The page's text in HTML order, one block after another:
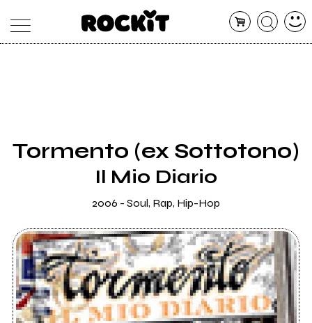
SHOP
Tormento (ex Sottotono)
Il Mio Diario
2006 - Soul, Rap, Hip-Hop